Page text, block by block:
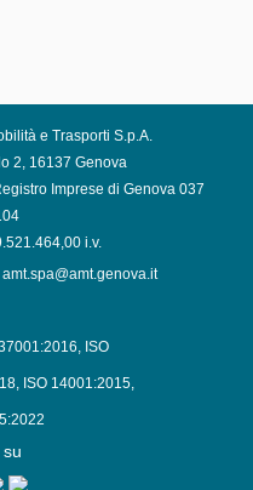
e Trasporti S.p.A.
2, 16137 Genova
Imprese di Genova 037
i.v.
amt.spa@amt.genova.it
, ISO
, ISO 14001:2015,